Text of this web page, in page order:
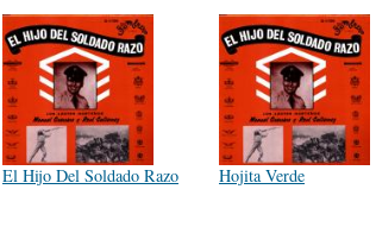
El Hijo Del Soldado Razo Hojita Verde